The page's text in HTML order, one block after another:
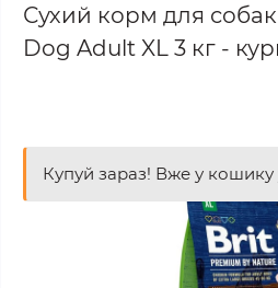
Сухий корм для
Dog Adult XL 3 кг -
Купуй зараз! Вже у кошику